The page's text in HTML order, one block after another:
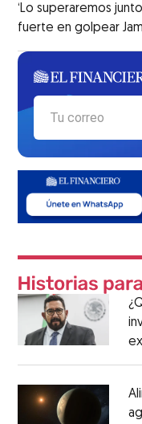
‘Lo superaremos
fuerte en golpear